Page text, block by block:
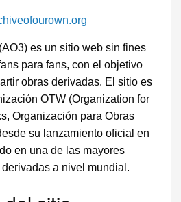
es un sitio web sin fines
para fans, con el objetivo
obras derivadas. El sitio es
OTW (Organization for
Organización para Obras
su lanzamiento oficial en
en una de las mayores
a nivel mundial.